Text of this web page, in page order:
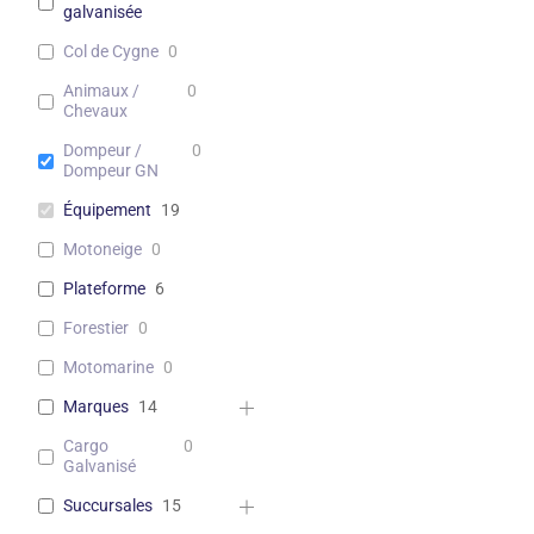
galvanisée
Col de Cygne 0
Animaux /
Chevaux
0
Dompeur /
Dompeur GN
0
Équipement 19
Motoneige 0
Plateforme 6
Forestier 0
Motomarine 0
Marques 14
Cargo
Galvanisé
0
Succursales 15